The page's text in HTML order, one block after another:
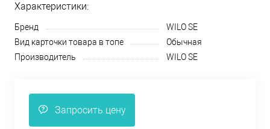
Характеристики:
Бренд
WILO SE
Вид карточки товара в топе
Обычная
Производитель
WILO SE
Запросить цену